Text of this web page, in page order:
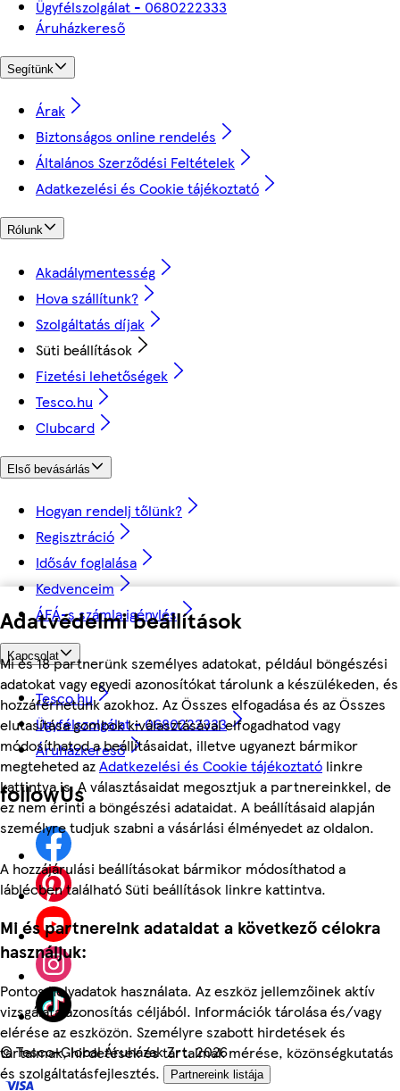
Adatvédelmi beállítások
Mi és 18 partnerünk személyes adatokat, például böngészési
adatokat vagy egyedi azonosítókat tárolunk a készülékeden, és
hozzáférhetünk azokhoz. Az Összes elfogadása és az Összes
elutasítása gombok kiválasztásával elfogadhatod vagy
módosíthatod a beállításaidat, illetve ugyanezt bármikor
megteheted azAdatkezelési és Cookie tájékoztató linkre
kattintva is. A választásaidat megosztjuk a partnereinkkel, de
ez nem érinti a böngészési adataidat. A beállításaid alapján
személyre tudjuk szabni a vásárlási élményedet az oldalon.
A hozzájárulási beállításokat bármikor módosíthatod a
láblécben található Süti beállítások linkre kattintva.
Mi és partnereink adataidat a következő célokra
használjuk:
Pontos helyadatok használata. Az eszköz jellemzőinek aktív
vizsgálata azonosítás céljából. Információk tárolása és/vagy
elérése az eszközön. Személyre szabott hirdetések és
tartalmak, hirdetések és tartalmak mérése, közönségkutatás
és szolgáltatásfejlesztés.
Partnereink listája
Ügyfélszolgálat - 0680222333
Áruházkereső
Segítünk
Árak
Biztonságos online rendelés
Általános Szerződési Feltételek
Adatkezelési és Cookie tájékoztató
Rólunk
Akadálymentesség
Hova szállítunk?
Szolgáltatás díjak
Süti beállítások
Fizetési lehetőségek
Tesco.hu
Clubcard
Első bevásárlás
Hogyan rendelj tőlünk?
Regisztráció
Idősáv foglalása
Kedvenceim
ÁFÁ-s számla igénylés
Kapcsolat
Tesco.hu
Ügyfélszolgálat - 0680222333
Áruházkereső
followUs
©Tesco-Global Áruházak Zrt. 2026